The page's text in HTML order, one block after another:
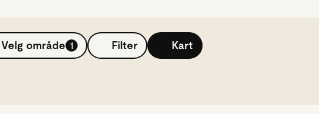
Velg område 1 Filter Kart